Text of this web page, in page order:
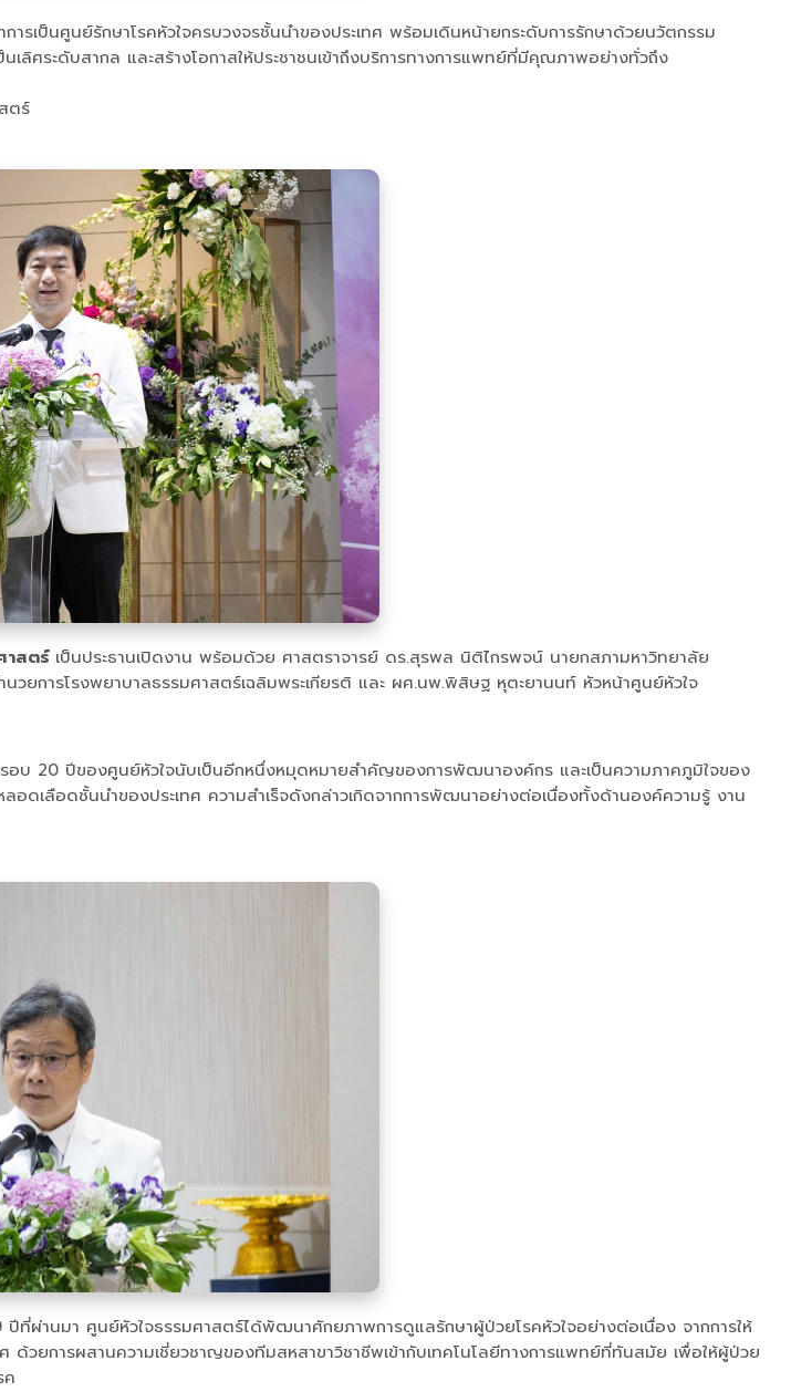
เป็นศูนย์รักษาโรคหัวใจครบวงจรชั้นนำของประเทศ พร้อมเดินหน้ายกระดับการรักษาด้วยนวัตกรรม
ลิศระดับสากล และสร้างโอกาสให้ประชาชนเข้าถึงบริการทางการแพทย์ที่มีคุณภาพอย่างทั่วถึง
ตร์
าสตร์ เป็นประธานเปิดงาน พร้อมด้วย ศาสตราจารย์ ดร.สุรพล นิติไกรพจน์ นายกสภามหาวิทยาลัย
ารโรงพยาบาลธรรมศาสตร์เฉลิมพระเกียรติ และ ผศ.นพ.พิสิษฐ หุตะยานนท์ หัวหน้าศูนย์หัวใจ
รอบ 20 ปีของศูนย์หัวใจนับเป็นอีกหนึ่งหมุดหมายสำคัญของการพัฒนาองค์กร และเป็นความภาคภูมิใจของ
ดเลือดชั้นนำของประเทศ ความสำเร็จดังกล่าวเกิดจากการพัฒนาอย่างต่อเนื่องทั้งด้านองค์ความรู้ งาน
ปีที่ผ่านมา ศูนย์หัวใจธรรมศาสตร์ได้พัฒนาศักยภาพการดูแลรักษาผู้ป่วยโรคหัวใจอย่างต่อเนื่อง จากการให้
ด้วยการผสานความเชี่ยวชาญของทีมสหสาขาวิชาชีพเข้ากับเทคโนโลยีทางการแพทย์ที่ทันสมัย เพื่อให้ผู้ป่วย
ค